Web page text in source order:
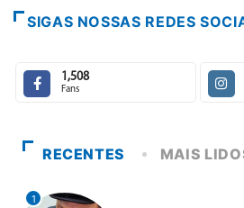
SIGAS NOSSAS REDES
1,508
Fans
RECENTES MAIS
1